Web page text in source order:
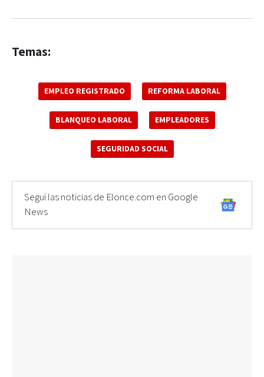
Temas:
EMPLEO REGISTRADO REFORMA LABORAL
BLANQUEO LABORAL EMPLEADORES
SEGURIDAD SOCIAL
Seguí las noticias de Elonce.com en Google
News